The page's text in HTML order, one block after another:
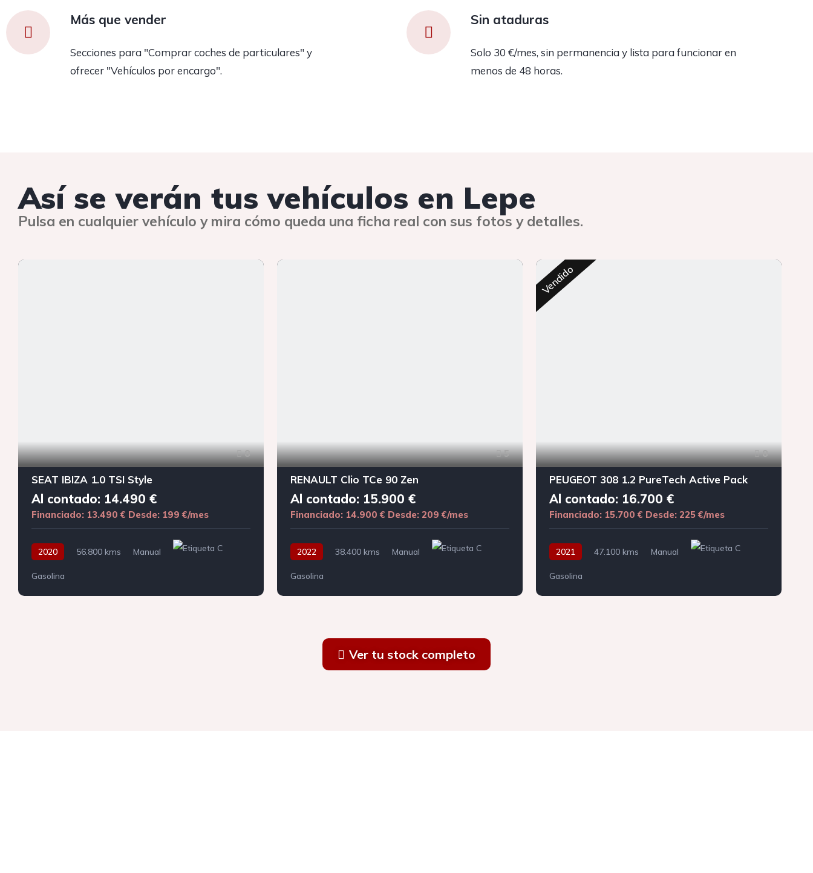
Más que vender
Secciones para "Comprar coches de particulares" y
ofrecer "Vehículos por encargo".
Sin ataduras
Solo 30 €/mes, sin permanencia y lista para funcionar en
menos de 48 horas.
Así se verán tus vehículos en Lepe
Pulsa en cualquier vehículo y mira cómo queda una ficha real con sus fotos y detalles.
8
SEAT IBIZA 1.0 TSI Style
Al contado: 14.490 €
Financiado: 13.490 € Desde: 199 €/mes
2020 56.800 kms Manual
Gasolina
5
RENAULT Clio TCe 90 Zen
Al contado: 15.900 €
Financiado: 14.900 € Desde: 209 €/mes
2022 38.400 kms Manual
Gasolina
Vendido
8
PEUGEOT 308 1.2 PureTech Active Pack
Al contado: 16.700 €
Financiado: 15.700 € Desde: 225 €/mes
2021 47.100 kms Manual
Gasolina
Ver tu stock completo